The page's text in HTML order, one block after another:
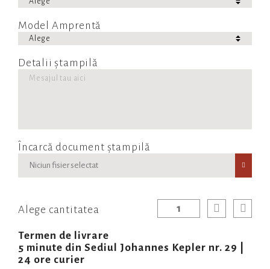
Model Amprentă
Detalii ștampilă
Încarcă document ștampilă
Niciun fisier selectat
Alege cantitatea
Termen de livrare
5 minute din Sediul Johannes Kepler nr. 29 |
24 ore curier